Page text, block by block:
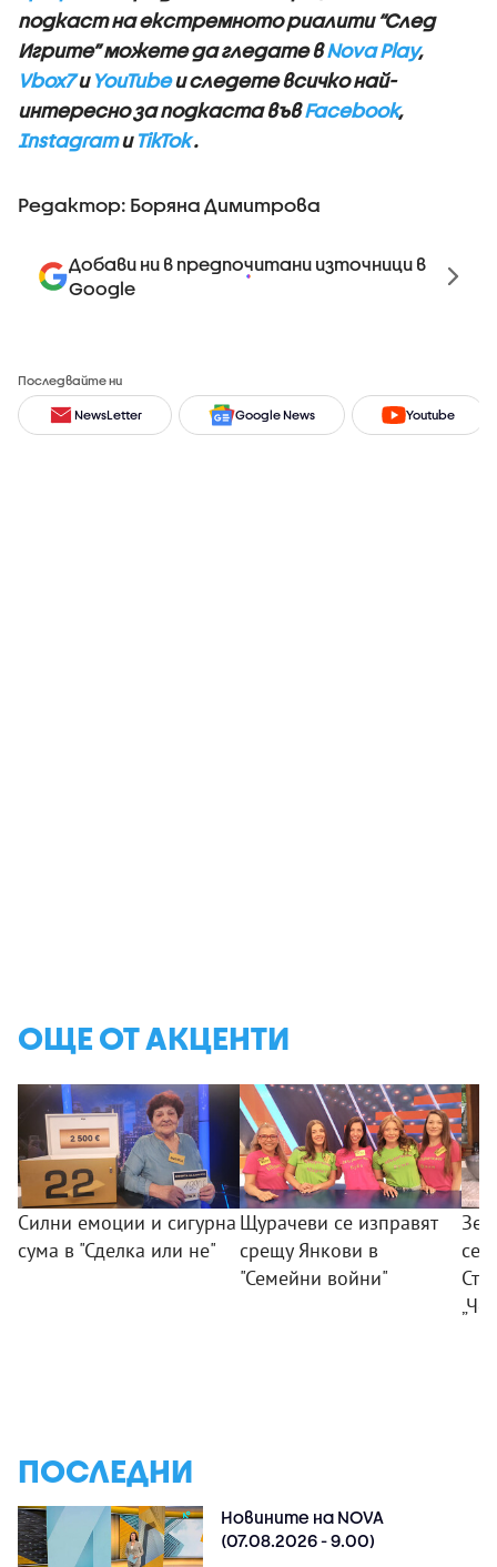
подкаст на екстремното риалити “След
Игрите” можете да гледате вNova Play,
Vbox7и YouTubeи следете всичко най-
интересно за подкаста въвFacebook,
Instagramи TikTok.
Редактор: Боряна Димитрова
Добави ни в предпочитани източници в
Google
Последвайте ни
NewsLetter Google News Youtube
ОЩЕ ОТ АКЦЕНТИ
Силни емоции и сигурна
сума в "Сделка или не"
Щурачеви се изправят
срещу Янкови в
"Семейни войни"
ПОСЛЕДНИ
Новините на NOVA
(07.08.2026 - 9.00)